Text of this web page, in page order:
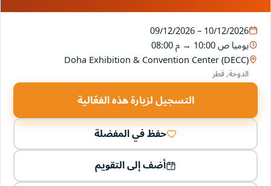
09/12/2026 – 10/12/2026
يوميا10:00 ص →08:00 م
Doha Exhibition & Convention Center (DECC)
الدوحة, قطر
التسجيل لزيارة هذه الفعّالية
حفظ في المفضلة
أضف إلى التقويم